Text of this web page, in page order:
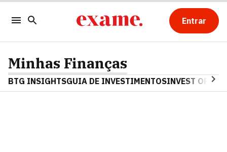
Entrar
Minhas Finanças
BTG INSIGHTSGUIA DE INVESTIMENTOSINVEST OPINA